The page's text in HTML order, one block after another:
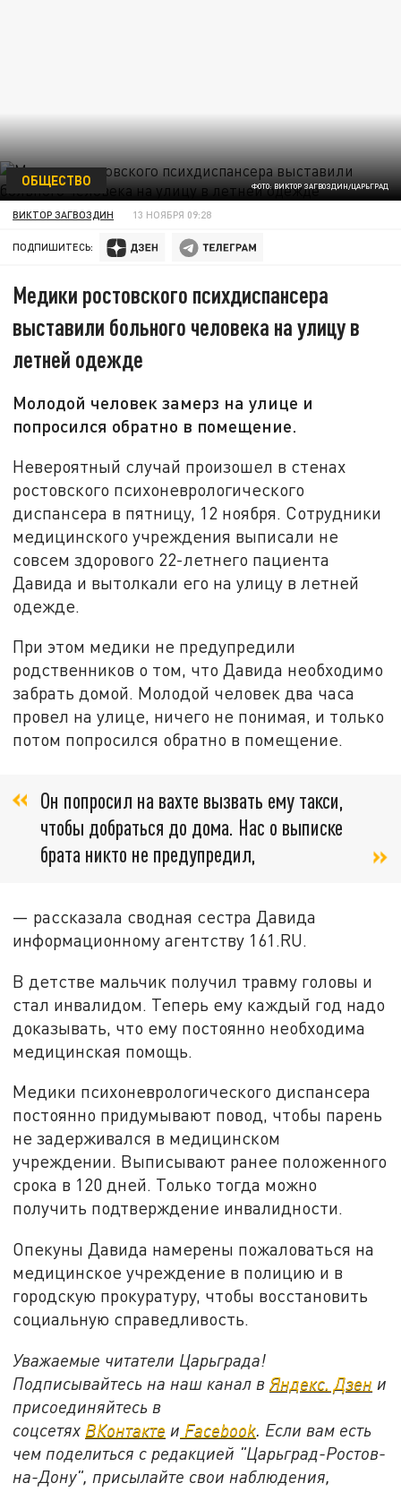
ФОТО: ВИКТОР ЗАГВОЗДИН/ЦАРЬГРАД
ОБЩЕСТВО
ВИКТОР ЗАГВОЗДИН 13 НОЯБРЯ 09:28
ПОДПИШИТЕСЬ:
Медики ростовского психдиспансера
выставили больного человека на улицу в
летней одежде
Молодой человек замерз на улице и
попросился обратно в помещение.
Невероятный случай произошел в стенах
ростовского психоневрологического
диспансера в пятницу, 12 ноября. Сотрудники
медицинского учреждения выписали не
совсем здорового 22-летнего пациента
Давида и вытолкали его на улицу в летней
одежде.
При этом медики не предупредили
родственников о том, что Давида необходимо
забрать домой. Молодой человек два часа
провел на улице, ничего не понимая, и только
потом попросился обратно в помещение.
Он попросил на вахте вызвать ему такси,
чтобы добраться до дома. Нас о выписке
брата никто не предупредил,
— рассказала сводная сестра Давида
информационному агентству 161.RU.
В детстве мальчик получил травму головы и
стал инвалидом. Теперь ему каждый год надо
доказывать, что ему постоянно необходима
медицинская помощь.
Медики психоневрологического диспансера
постоянно придумывают повод, чтобы парень
не задерживался в медицинском
учреждении. Выписывают ранее положенного
срока в 120 дней. Только тогда можно
получить подтверждение инвалидности.
Опекуны Давида намерены пожаловаться на
медицинское учреждение в полицию и в
городскую прокуратуру, чтобы восстановить
социальную справедливость.
Уважаемые читатели Царьграда!
Подписывайтесь на наш канал вЯндекс. Дзен и
присоединяйтесь в
соцсетях ВКонтакте и Facebook. Если вам есть
чем поделиться с редакцией "Царьград-Ростов-
на-Дону", присылайте свои наблюдения,